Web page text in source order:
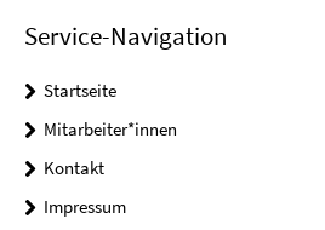
Service-Navigation
Startseite
Mitarbeiter*innen
Kontakt
Impressum